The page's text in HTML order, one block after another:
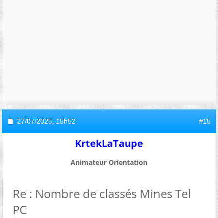
27/07/2025, 15h52 #15
KrtekLaTaupe
Animateur Orientation
Re : Nombre de classés Mines Tel
PC